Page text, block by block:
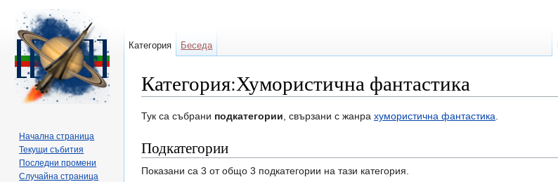
Категория:Хумористична фантастика
Тук са събрани подкатегории, свързани с жанра хумористична фантастика.
Подкатегории
Показани са 3 от общо 3 подкатегории на тази категория.
Категория Беседа
Начална страница
Текущи събития
Последни промени
Случайна страница